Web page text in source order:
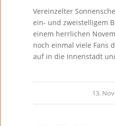
Vereinzelter
ein- und zweistelligem
einem herrlichen
noch einmal viele Fans
auf in die Innenstadt
13.